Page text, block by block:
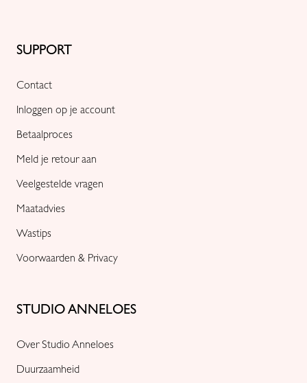
STUDIO ANNELOES
Over Studio Anneloes
Duurzaamheid
SUPPORT
Contact
Inloggen op je account
Betaalproces
Meld je retour aan
Veelgestelde vragen
Maatadvies
Wastips
Voorwaarden & Privacy